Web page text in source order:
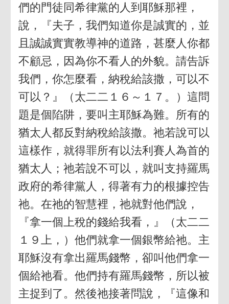
們的門徒同希律黨的人到耶穌那裡，
說，『夫子，我們知道你是誠實的，並
且誠誠實實教導神的道路，甚麼人你都
不顧忌，因為你不看人的外貌。請告訴
我們，你怎麼看，納稅給該撒，可以不
可以？』（太二二１６～１７。）這問
題是個陷阱，要叫主耶穌為難。所有的
猶太人都反對納稅給該撒。祂若說可以
這樣作，就得罪所有以法利賽人為首的
猶太人；祂若說不可以，就叫支持羅馬
政府的希律黨人，得著有力的根據控告
祂。在祂的智慧裡，祂就對他們說，
『拿一個上稅的錢給我看，』（太二二
１９上，）他們就拿一個銀幣給祂。主
耶穌沒有拿出羅馬錢幣，卻叫他們拿一
個給祂看。他們持有羅馬錢幣，所以被
主捉到了。然後祂接著問說，『這像和